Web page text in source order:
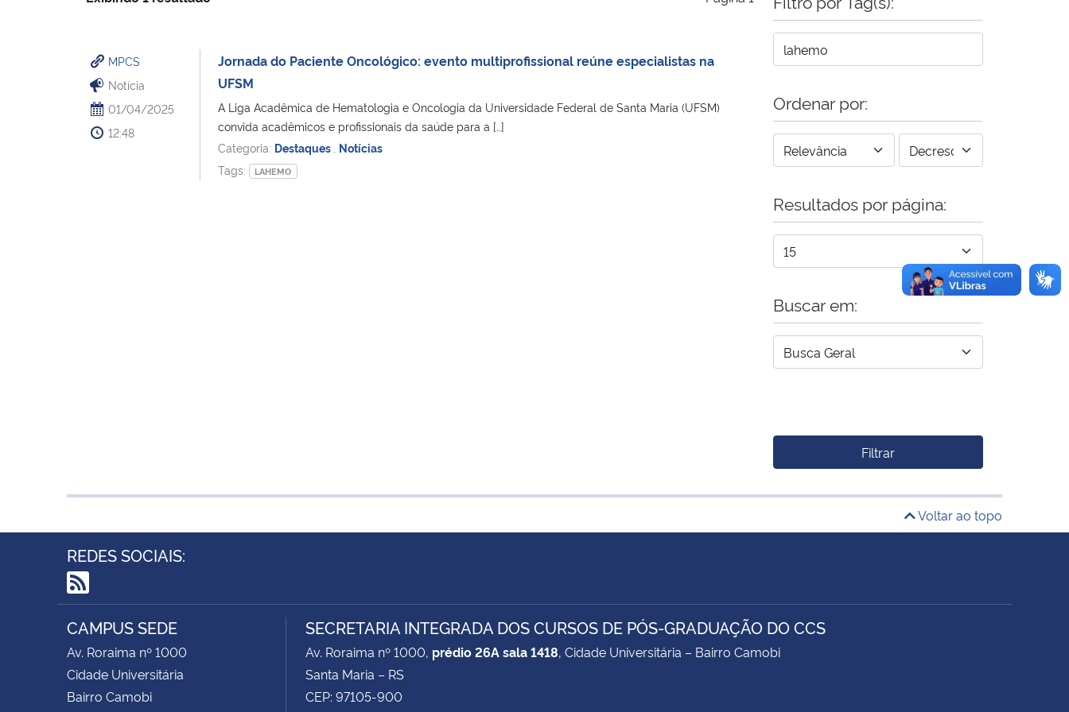
MPCS
Notícia
01/04/2025
12:48
Jornada do Paciente Oncológico: evento multiprofissional reúne especialistas na
UFSM
A Liga Acadêmica de Hematologia e Oncologia da Universidade Federal de Santa Maria (UFSM)
convida acadêmicos e profissionais da saúde para a […]
Categoria: Destaques Notícias
Tags:
LAHEMO
Ordenar por:
Resultados por página:
Buscar em:
Filtrar
Voltar ao topo
REDES SOCIAIS:
RSS
CAMPUS SEDE
Av. Roraima nº 1000
Cidade Universitária
Bairro Camobi
SECRETARIA INTEGRADA DOS CURSOS DE PÓS-GRADUAÇÃO DO CCS
Av. Roraima nº 1000, prédio 26A sala 1418, Cidade Universitária – Bairro Camobi
Santa Maria – RS
CEP: 97105-900